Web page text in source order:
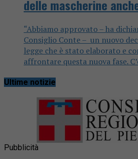
delle mascherine
“Abbiamo approvato – ha
Consiglio Conte – un nuovo
legge che è stato elaborato e
affrontare questa nuova fase.
Ultime notizie
Pubblicità